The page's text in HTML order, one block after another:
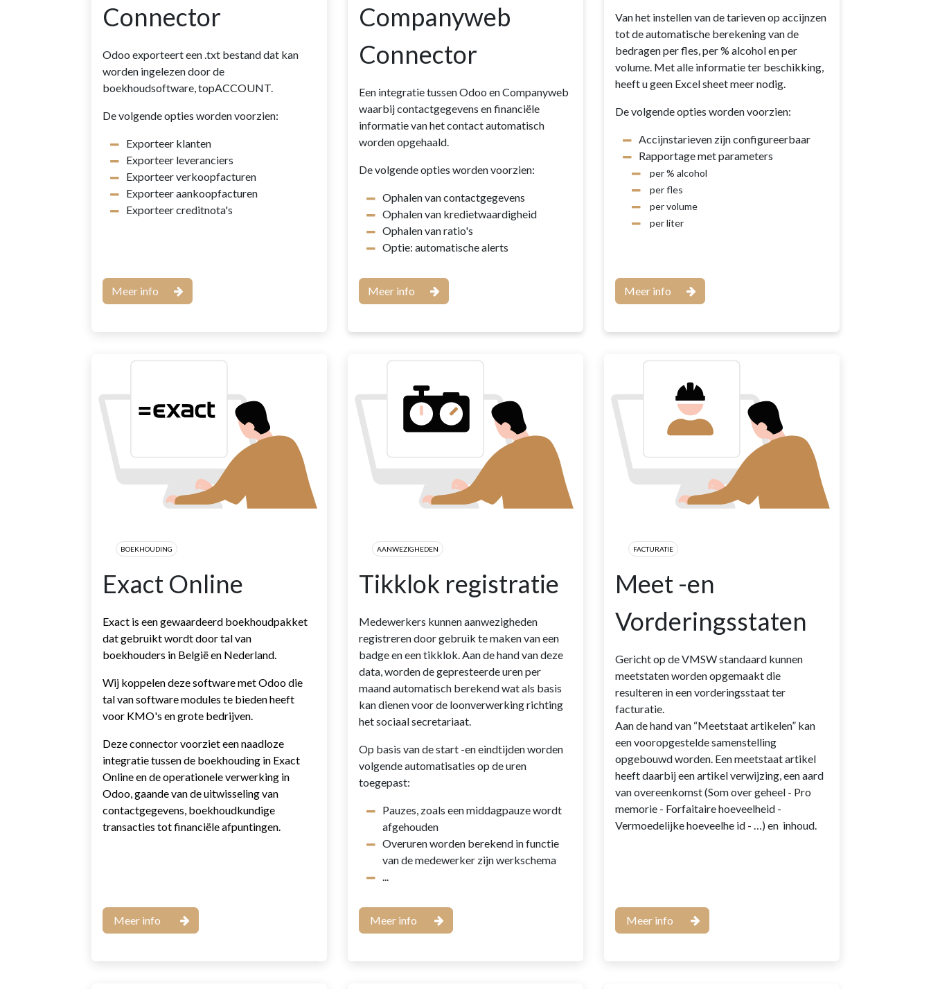
Connector
Odoo exporteert een .txt bestand dat kan
worden ingelezen door de
boekhoudsoftware, topACCOUNT.
De volgende opties worden voorzien:
Exporteer klanten
Exporteer leveranciers
Exporteer verkoopfacturen
Exporteer aankoopfacturen
Exporteer creditnota's
Meer info
Companyweb
Connector
Een integratie tussen Odoo en Companyweb
waarbij contactgegevens en financiële
informatie van het contact automatisch
worden opgehaald.
De volgende opties worden voorzien:
Ophalen van contactgegevens
Ophalen van kredietwaardigheid
Ophalen van ratio's
Optie: automatische alerts
Meer info
Van het instellen van de tarieven op accijnzen
tot de automatische berekening van de
bedragen per fles, per % alcohol en per
volume. Met alle informatie ter beschikking,
heeft u geen Excel sheet meer nodig.
De volgende opties worden voorzien:
Accijnstarieven zijn configureerbaar
Rapportage met parameters
per % alcohol
per fles
per volume
per liter
Meer info
BOEKHOUDING
Exact Online
Exact is een gewaardeerd boekhoudpakket
dat gebruikt wordt door tal van
boekhouders in België en Nederland.
Wij koppelen deze software met Odoo die
tal van software modules te bieden heeft
voor KMO's en grote bedrijven.
Deze connector voorziet een naadloze
integratie tussen de boekhouding in Exact
Online en de operationele verwerking in
Odoo, gaande van de uitwisseling van
contactgegevens, boekhoudkundige
transacties tot financiële afpuntingen.
Meer info
AANWEZIGHEDEN
Tikklok registratie
Medewerkers kunnen aanwezigheden
registreren door gebruik te maken van een
badge en een tikklok. Aan de hand van deze
data, worden de gepresteerde uren per
maand automatisch berekend wat als basis
kan dienen voor de loonverwerking richting
het sociaal secretariaat.
Op basis van de start -en eindtijden worden
volgende automatisaties op de uren
toegepast:
Pauzes, zoals een middagpauze wordt
afgehouden
Overuren worden berekend in functie
van de medewerker zijn werkschema
Meer info
FACTURATIE
Meet -en
Vorderingsstaten
Gericht op de VMSW standaard kunnen
meetstaten worden opgemaakt die
resulteren in een vorderingsstaat ter
facturatie.
Aan de hand van “Meetstaat artikelen” kan
een vooropgestelde samenstelling
opgebouwd worden. Een meetstaat artikel
heeft daarbij een artikel verwijzing, een aard
van overeenkomst (Som over geheel - Pro
memorie - Forfaitaire hoeveelheid -
Vermoedelijke hoeveelhe id - …) en inhoud.
Meer info